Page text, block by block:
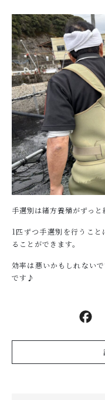
手選別は緒方養殖がずっと
1匹ずつ手選別を行うこ
ることができます。
効率は悪いかもしれない
です♪